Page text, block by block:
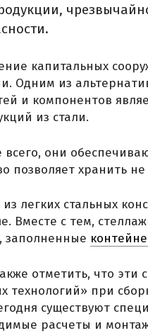
капитальных
Одним из
и компонентов
из стали.
они
позволяет хранить
легких стальных
Вместе с тем,
заполненные
отметить, что эти
технологий» при
существуют
расчеты и